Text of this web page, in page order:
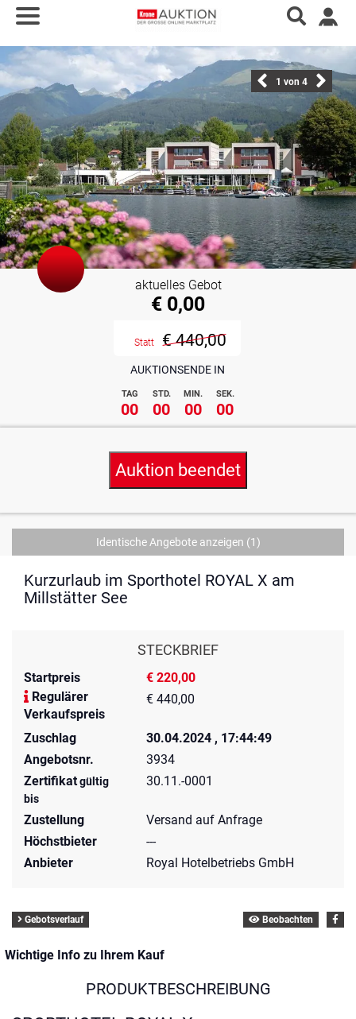
1 von 4
AUKTIONSENDE IN
TAG STD. MIN. SEK.
00 00 00 00
aktuelles Gebot
€ 0,00
Statt € 440,00
Auktion beendet
Identische Angebote anzeigen (1)
Kurzurlaub im Sporthotel ROYAL X am
Millstätter See
STECKBRIEF
Startpreis
€ 220,00
Regulärer
Verkaufspreis
€ 440,00
Zuschlag
30.04.2024 , 17:44:49
Angebotsnr.
3934
Zertifikatgültig
bis
30.11.-0001
Zustellung
Versand auf Anfrage
Höchstbieter
---
Anbieter
Royal Hotelbetriebs GmbH
Gebotsverlauf Beobachten
Wichtige Info zu Ihrem Kauf
PRODUKTBESCHREIBUNG